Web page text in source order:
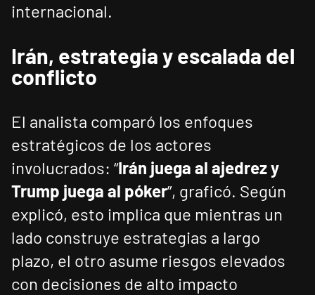
internacional.
Irán, estrategia y escalada del
conflicto
El analista comparó los enfoques
estratégicos de los actores
involucrados: “Irán juega al ajedrez y
Trump juega al póker”, graficó. Según
explicó, esto implica que mientras un
lado construye estrategias a largo
plazo, el otro asume riesgos elevados
con decisiones de alto impacto